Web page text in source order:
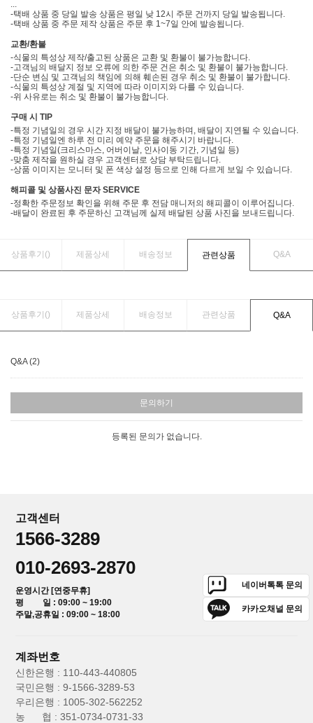
-택배 상품 중 당일 발송 상품은 평일 낮 12시 주문 건까지 당일 발송됩니다.
-택배 상품 중 주문 제작 상품은 주문 후 1~7일 안에 발송됩니다.
교환/환불
-식물의 특성상 제작/출고된 상품은 교환 및 환불이 불가능합니다.
-고객님의 배달지 정보 오류에 의한 주문 건은 취소 및 환불이 불가능합니다.
-단순 변심 및 고객님의 책임에 의해 훼손된 경우 취소 및 환불이 불가합니다.
-식물의 특성상 계절 및 지역에 따라 이미지와 다를 수 있습니다.
-위 사유로는 취소 및 환불이 불가능합니다.
구매 시 TIP
-특정 기념일의 경우 시간 지정 배달이 불가능하며, 배달이 지연될 수 있습니다.
-특정 기념일엔 하루 전 미리 예약 주문을 해주시기 바랍니다.
-특정 기념일(크리스마스, 어버이날, 인사이동 기간, 기념일 등)
-맞춤 제작을 원하실 경우 고객센터로 상담 부탁드립니다.
-상품 이미지는 모니터 및 폰 색상 설정 등으로 인해 다르게 보일 수 있습니다.
해피콜 및 상품사진 문자 SERVICE
-정확한 주문정보 확인을 위해 주문 후 전담 매니저의 해피콜이 이루어집니다.
-배달이 완료된 후 주문하신 고객님께 실제 배달된 상품 사진을 보내드립니다.
상품후기() 제품상세 배송정보 관련상품 Q&A
상품후기() 제품상세 배송정보 관련상품 Q&A
Q&A (2)
문의하기
등록된 문의가 없습니다.
고객센터
1566-3289
010-2693-2870
운영시간 [연중무휴]
평 일 : 09:00 ~ 19:00
주말,공휴일 : 09:00 ~ 18:00
네이버톡톡 문의
카카오채널 문의
계좌번호
신한은행 : 110-443-440805
국민은행 : 9-1566-3289-53
우리은행 : 1005-302-562252
농 협 : 351-0734-0731-33